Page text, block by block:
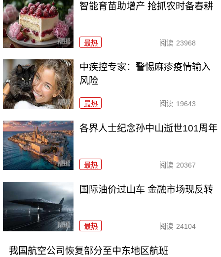
智能育苗助增产 抢抓农时备春耕
最热 阅读 23968
中疾控专家：警惕麻疹疫情输入
风险
最热 阅读 19643
各界人士纪念孙中山逝世101周年
最热 阅读 20367
国际油价过山车 金融市场现反转
最热 阅读 24104
我国航空公司恢复部分至中东地区航班